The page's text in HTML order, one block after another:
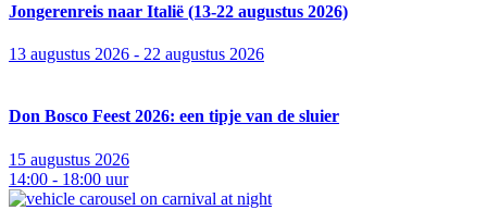
Jongerenreis naar Italië (13-22 augustus 2026)
13 augustus 2026 - 22 augustus 2026
Don Bosco Feest 2026: een tipje van de sluier
15 augustus 2026
14:00 - 18:00 uur